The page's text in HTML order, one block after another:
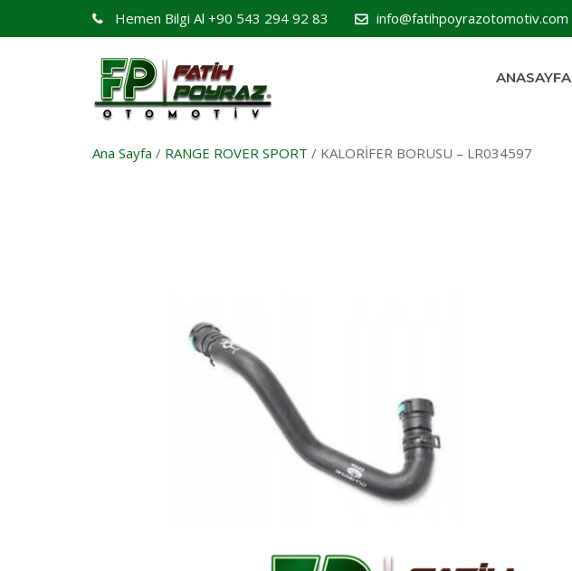
Hemen Bilgi Al +90 543 294 92 83 info@fatihpoyrazotomotiv.com
ANASAYFA
Ana Sayfa / RANGE ROVER SPORT / KALORİFER BORUSU – LR034597